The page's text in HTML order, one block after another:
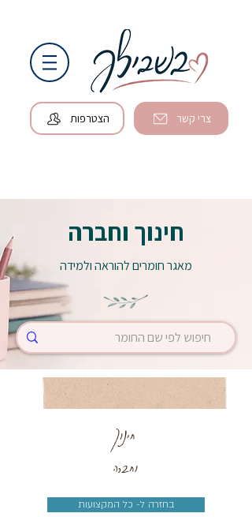
הצטרפות צרי קשר
חינוך וחברה
מאגר חומרים להוראה ולמידה
חינוך
וחברה
בחזרה ל- כל המקצועות